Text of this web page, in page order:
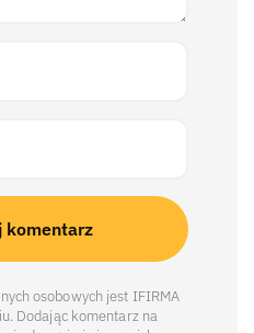
osobowych jest IFIRMA
Dodając komentarz na